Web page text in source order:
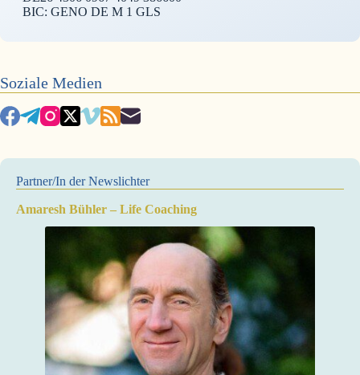
BIC: GENO DE M 1 GLS
Soziale Medien
Partner/In der Newslichter
Amaresh Bühler – Life Coaching